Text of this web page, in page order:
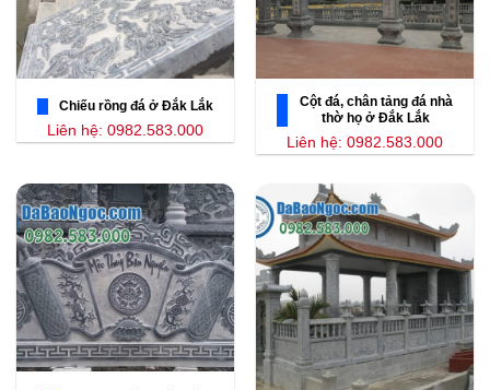
Chiếu rồng đá ở Đắk Lắk
Liên hệ: 0982.583.000
Cột đá, chân tảng đá nhà
thờ họ ở Đắk Lắk
Liên hệ: 0982.583.000